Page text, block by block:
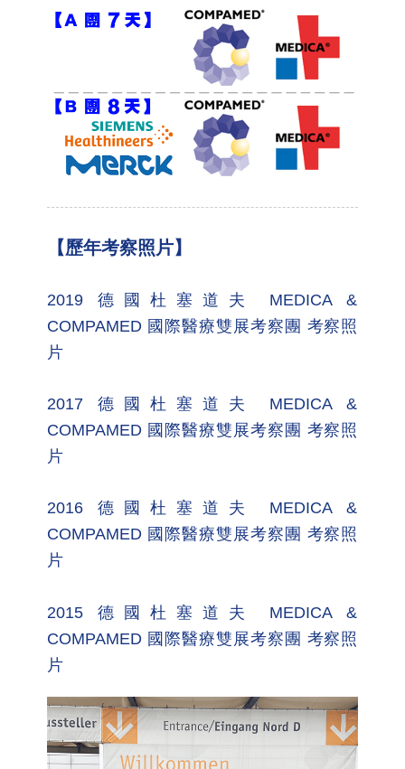
【歷年考察照片】
2019 德國杜塞道夫 MEDICA &
COMPAMED 國際醫療雙展考察團 考察照
片
2017 德國杜塞道夫 MEDICA &
COMPAMED 國際醫療雙展考察團 考察照
片
2016 德國杜塞道夫 MEDICA &
COMPAMED 國際醫療雙展考察團 考察照
片
2015 德國杜塞道夫 MEDICA &
COMPAMED 國際醫療雙展考察團 考察照
片